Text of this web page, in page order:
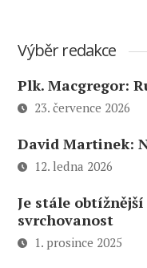
Výběr redakce
Plk. Macgregor:
23. července 2026
David Martinek:
12. ledna 2026
Je stále
svrchovanost
1. prosince 2025